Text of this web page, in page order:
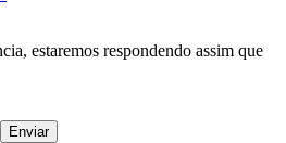
estaremos respondendo assim que
Enviar